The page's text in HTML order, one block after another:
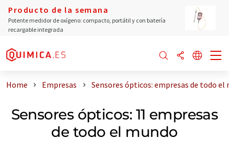
Producto de la semana
Potente medidor de oxígeno: compacto, portátil y con batería
recargable integrada
Home Empresas Sensores ópticos: empresas de todo el
Sensores ópticos: 11 empresas
de todo el mundo